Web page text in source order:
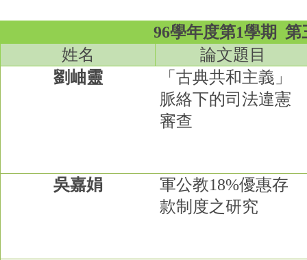
告
成
96學年度第1學期 第
姓名
論文題目
劉岫靈
「古典共和主義」
脈絡下的司法違憲
審查
吳嘉娟 軍公教18%優惠存
款制度之研究